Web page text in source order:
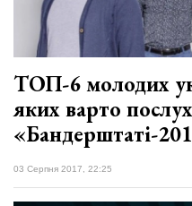
ТОП-6 молодих
яких варто
«Бандерштаті-
03 Серпня 2017, 22:25